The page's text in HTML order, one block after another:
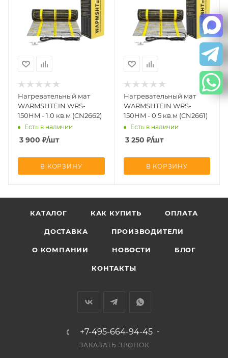
Нагревательный мат
WARMSHTEIN WRS-
150HM - 1.0 кв.м (CN2662)
Есть в наличии
3 900 ₽/шт
В КОРЗИНУ
Нагревательный мат
WARMSHTEIN WRS-
150HM - 0.5 кв.м (CN2661)
Есть в наличии
3 250 ₽/шт
В КОРЗИНУ
КАТАЛОГ КАК КУПИТЬ ОПЛАТА
ДОСТАВКА ПРОИЗВОДИТЕЛИ
О КОМПАНИИ НОВОСТИ БЛОГ
КОНТАКТЫ
+7-495-664-94-45
ЗАКАЗАТЬ ЗВОНОК